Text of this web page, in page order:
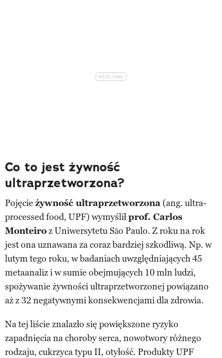
Co to jest żywność
ultraprzetworzona?
Pojęcie żywność ultraprzetworzona (ang. ultra-
processed food, UPF) wymyśliłprof. Carlos
Monteiroz Uniwersytetu São Paulo. Z roku na rok
jest ona uznawana za coraz bardziej szkodliwą. Np. w
lutym tego roku, w badaniach uwzględniających 45
metaanaliz i w sumie obejmujących 10 mln ludzi,
spożywanie żywności ultraprzetworzonej powiązano
aż z 32 negatywnymi konsekwencjami dla zdrowia.
Na tej liście znalazło się powiększone ryzyko
zapadnięcia na choroby serca, nowotwory różnego
rodzaju, cukrzyca typu II, otyłość. Produkty UPF